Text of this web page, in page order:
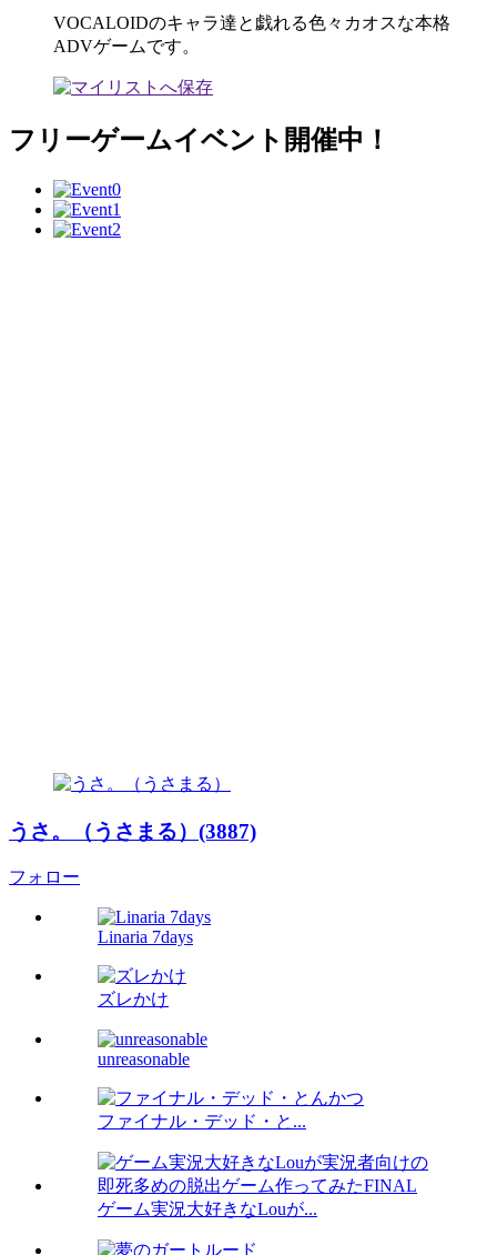
VOCALOIDのキャラ達と戯れる色々カオスな本格
ADVゲームです。
フリーゲームイベント開催中！
うさ。（うさまる）(3887)
フォロー
Linaria 7days
ズレかけ
unreasonable
ファイナル・デッド・と...
ゲーム実況大好きなLouが...